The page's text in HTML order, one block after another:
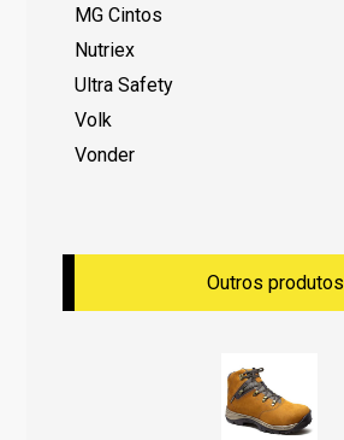
MG Cintos
Nutriex
Ultra Safety
Volk
Vonder
Outros produtos